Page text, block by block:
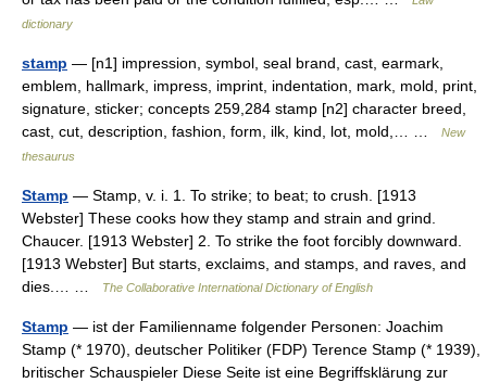
dictionary
stamp — [n1] impression, symbol, seal brand, cast, earmark,
emblem, hallmark, impress, imprint, indentation, mark, mold, print,
signature, sticker; concepts 259,284 stamp [n2] character breed,
cast, cut, description, fashion, form, ilk, kind, lot, mold,… …
New
thesaurus
Stamp — Stamp, v. i. 1. To strike; to beat; to crush. [1913
Webster] These cooks how they stamp and strain and grind.
Chaucer. [1913 Webster] 2. To strike the foot forcibly downward.
[1913 Webster] But starts, exclaims, and stamps, and raves, and
dies.… …
The Collaborative International Dictionary of English
Stamp — ist der Familienname folgender Personen: Joachim
Stamp (* 1970), deutscher Politiker (FDP) Terence Stamp (* 1939),
britischer Schauspieler Diese Seite ist eine Begriffsklärung zur